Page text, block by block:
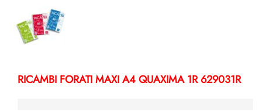
RICAMBI FORATI MAXI A4 QUAXIMA 1R 629031R